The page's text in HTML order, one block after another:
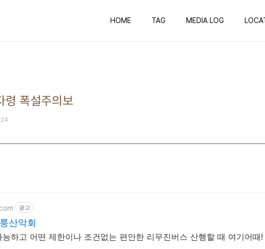
HOME TAG MEDIA LOG
령 폭설주의보
광고
산악회
능하고 어떤 제한이나 조건없는 편안한 리무진버스 산행할 때 여기어때!